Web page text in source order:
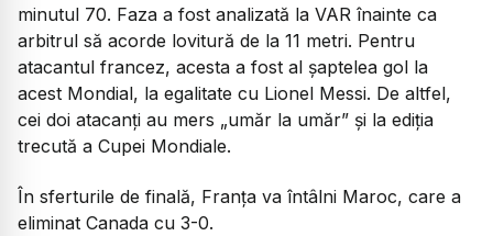
minutul 70. Faza a fost analizată la VAR înainte ca
arbitrul să acorde lovitură de la 11 metri. Pentru
atacantul francez, acesta a fost al șaptelea gol la
acest Mondial, la egalitate cu Lionel Messi. De altfel,
cei doi atacanți au mers „umăr la umăr” și la ediția
trecută a Cupei Mondiale.
În sferturile de finală, Franța va întâlni Maroc, care a
eliminat Canada cu 3-0.